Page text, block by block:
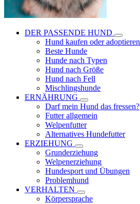
DER PASSENDE HUND
Hund kaufen oder adoptieren
Beste Hunde
Hunde nach Typen
Hund nach Größe
Hund nach Fell
Mischlingshunde
ERNÄHRUNG
Darf mein Hund das fressen?
Futter allgemein
Welpenfutter
Alternatives Hundefutter
ERZIEHUNG
Grunderziehung
Welpenerziehung
Hundesport und Übungen
Problemhund
VERHALTEN
Körpersprache